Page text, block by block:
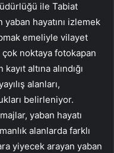
ile Tabiat
hayatını izlemek
emeliyle vilayet
noktaya fotokapan
altına alındığı
alanları,
belirleniyor.
yaban hayatı
alanlarda farklı
yiyecek arayan yaban